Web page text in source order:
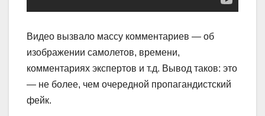
Видео вызвало массу комментариев — об
изображении самолетов, времени,
комментариях экспертов и т.д. Вывод таков: это
— не более, чем очередной пропагандистский
фейк.